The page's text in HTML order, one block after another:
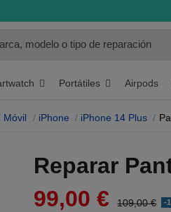
Portátiles Airpods
Móvil iPhone iPhone 14 Plus
Reparar
99,00 €
109,00 € -